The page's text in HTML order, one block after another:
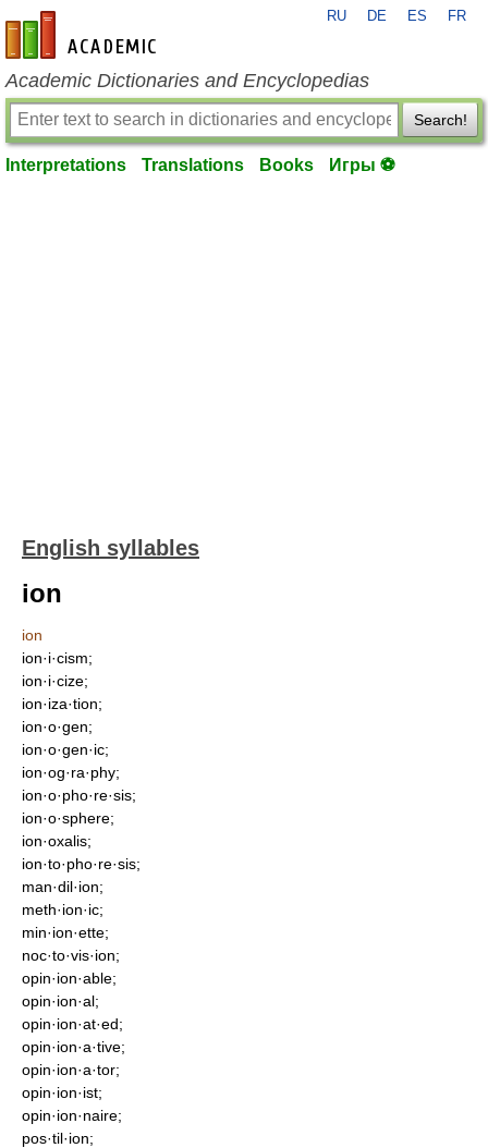
en-academic.com
RU DE ES FR
Academic Dictionaries and Encyclopedias
Search!
Interpretations Translations Books Игры ⚽
English syllables
ion
ion
ion·i·cism;
ion·i·cize;
ion·iza·tion;
ion·o·gen;
ion·o·gen·ic;
ion·og·ra·phy;
ion·o·pho·re·sis;
ion·o·sphere;
ion·oxalis;
ion·to·pho·re·sis;
man·dil·ion;
meth·ion·ic;
min·ion·ette;
noc·to·vis·ion;
opin·ion·able;
opin·ion·al;
opin·ion·at·ed;
opin·ion·a·tive;
opin·ion·a·tor;
opin·ion·ist;
opin·ion·naire;
pos·til·ion;